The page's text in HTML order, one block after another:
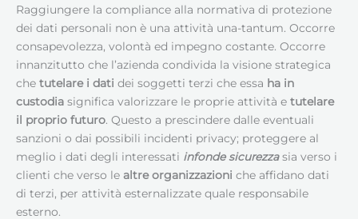
Raggiungere la compliance alla normativa di protezione
dei dati personali non è una attività una-tantum. Occorre
consapevolezza, volontà ed impegno costante. Occorre
innanzitutto che l’azienda condivida la visione strategica
che tutelare i dati dei soggetti terzi che essa ha in
custodia significa valorizzare le proprie attività e tutelare
il proprio futuro. Questo a prescindere dalle eventuali
sanzioni o dai possibili incidenti privacy; proteggere al
meglio i dati degli interessati infonde sicurezzasia verso i
clienti che verso le altre organizzazioni che affidano dati
di terzi, per attività esternalizzate quale responsabile
esterno.